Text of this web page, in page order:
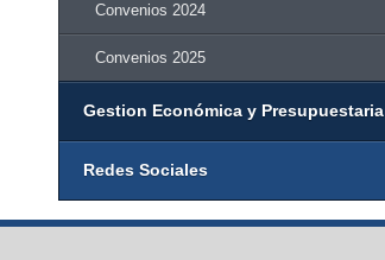
Convenios 2024
Convenios 2025
Gestion Económica y Presupuestaria
Redes Sociales